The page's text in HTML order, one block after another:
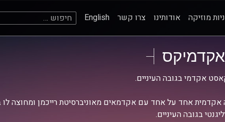
מוזיקה אודותינו צרו קשר English חיפוש:
אקדמיקס
אקדמי בגובה העיניים.
אקדמית אחד על אחד עם אקדמאים מאוניברסיטת רייכמן ומחוצה לו
בגובה העיניים.